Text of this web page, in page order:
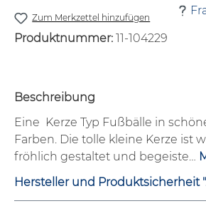
Zum Merkzettel hinzufügen
Produktnummer: 11-104229
Beschreibung
Eine Kerze Typ Fußbälle in
Farben. Die tolle kleine Kerze ist
fröhlich gestaltet und begeiste…
Hersteller und Produktsicherheit